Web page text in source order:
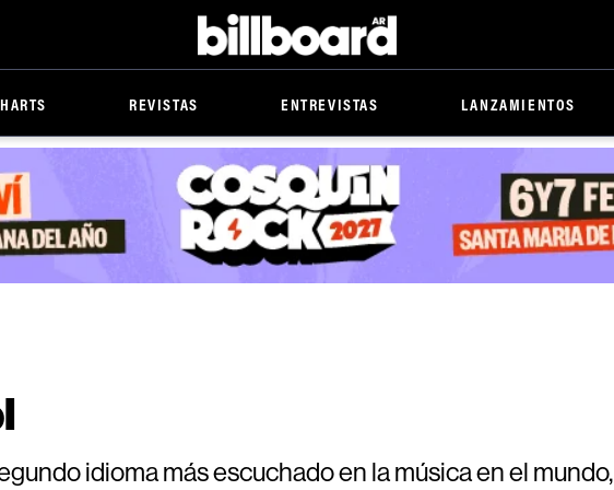
Billboard
REVISTAS ENTREVISTAS LANZAMIENTOS
idioma más escuchado en la música en el mundo,